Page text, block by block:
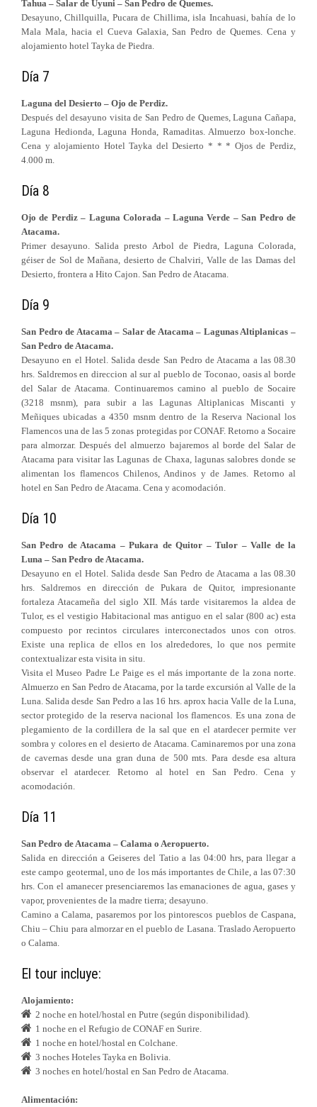
Tahua – Salar de Uyuni – San Pedro de Quemes.
Desayuno, Chillquilla, Pucara de Chillima, isla Incahuasi, bahía de lo
Mala Mala, hacia el Cueva Galaxia, San Pedro de Quemes. Cena y
alojamiento hotel Tayka de Piedra.
Día 7
Laguna del Desierto – Ojo de Perdiz.
Después del desayuno visita de San Pedro de Quemes, Laguna Cañapa,
Laguna Hedionda, Laguna Honda, Ramaditas. Almuerzo box-lonche.
Cena y alojamiento Hotel Tayka del Desierto * * * Ojos de Perdiz,
4.000 m.
Día 8
Ojo de Perdiz – Laguna Colorada – Laguna Verde – San Pedro de
Atacama.
Primer desayuno. Salida presto Arbol de Piedra, Laguna Colorada,
géiser de Sol de Mañana, desierto de Chalviri, Valle de las Damas del
Desierto, frontera a Hito Cajon. San Pedro de Atacama.
Día 9
San Pedro de Atacama – Salar de Atacama – Lagunas Altiplanicas –
San Pedro de Atacama.
Desayuno en el Hotel. Salida desde San Pedro de Atacama a las 08.30
hrs. Saldremos en direccion al sur al pueblo de Toconao, oasis al borde
del Salar de Atacama. Continuaremos camino al pueblo de Socaire
(3218 msnm), para subir a las Lagunas Altiplanicas Miscanti y
Meñiques ubicadas a 4350 msnm dentro de la Reserva Nacional los
Flamencos una de las 5 zonas protegidas por CONAF. Retorno a Socaire
para almorzar. Después del almuerzo bajaremos al borde del Salar de
Atacama para visitar las Lagunas de Chaxa, lagunas salobres donde se
alimentan los flamencos Chilenos, Andinos y de James. Retorno al
hotel en San Pedro de Atacama. Cena y acomodación.
Día 10
San Pedro de Atacama – Pukara de Quitor – Tulor – Valle de la
Luna – San Pedro de Atacama.
Desayuno en el Hotel. Salida desde San Pedro de Atacama a las 08.30
hrs. Saldremos en dirección de Pukara de Quitor, impresionante
fortaleza Atacameña del siglo XII. Más tarde visitaremos la aldea de
Tulor, es el vestigio Habitacional mas antiguo en el salar (800 ac) esta
compuesto por recintos circulares interconectados unos con otros.
Existe una replica de ellos en los alrededores, lo que nos permite
contextualizar esta visita in situ.
Visita el Museo Padre Le Paige es el más importante de la zona norte.
Almuerzo en San Pedro de Atacama, por la tarde excursión al Valle de la
Luna. Salida desde San Pedro a las 16 hrs. aprox hacia Valle de la Luna,
sector protegido de la reserva nacional los flamencos. Es una zona de
plegamiento de la cordillera de la sal que en el atardecer permite ver
sombra y colores en el desierto de Atacama. Caminaremos por una zona
de cavernas desde una gran duna de 500 mts. Para desde esa altura
observar el atardecer. Retorno al hotel en San Pedro. Cena y
acomodación.
Día 11
San Pedro de Atacama – Calama o Aeropuerto.
Salida en dirección a Geiseres del Tatio a las 04:00 hrs, para llegar a
este campo geotermal, uno de los más importantes de Chile, a las 07:30
hrs. Con el amanecer presenciaremos las emanaciones de agua, gases y
vapor, provenientes de la madre tierra; desayuno.
Camino a Calama, pasaremos por los pintorescos pueblos de Caspana,
Chiu – Chiu para almorzar en el pueblo de Lasana. Traslado Aeropuerto
o Calama.
El tour incluye:
Alojamiento:
2 noche en hotel/hostal en Putre (según disponibilidad).
1 noche en el Refugio de CONAF en Surire.
1 noche en hotel/hostal en Colchane.
3 noches Hoteles Tayka en Bolivia.
3 noches en hotel/hostal en San Pedro de Atacama.
Alimentación: